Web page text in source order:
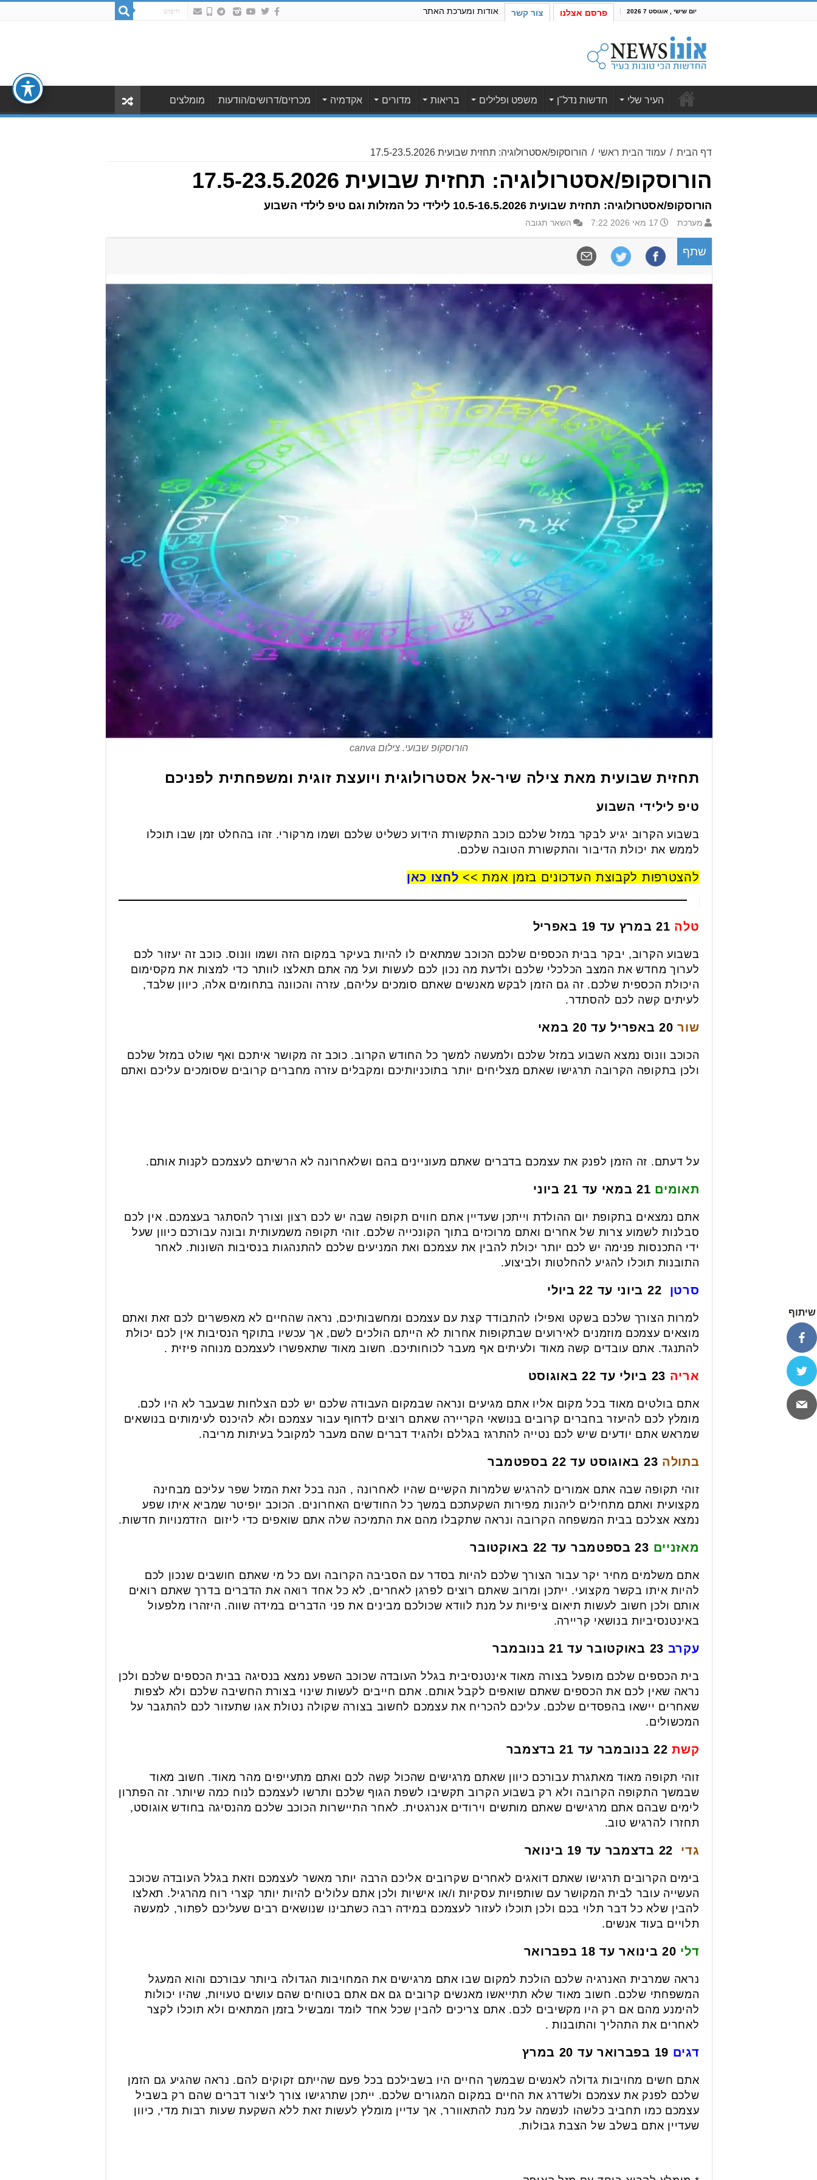
יום שישי , אוגוסט 7 2026 פרסם אצלנו צור קשר אודות ומערכת האתר
העיר שלי חדשות נדל"ן משפט ופלילים בריאות מדורים אקדמיה מכרזים/דרושים/הודעות מומלצים
דף הבית / עמוד הבית ראשי / הורוסקופ/אסטרולוגיה: תחזית שבועית 17.5-23.5.2026
הורוסקופ/אסטרולוגיה: תחזית שבועית 17.5-23.5.2026
הורוסקופ/אסטרולוגיה: תחזית שבועית 10.5-16.5.2026 לילידי כל המזלות וגם טיפ לילדי השבוע
מערכת 17 מאי 2026 7:22 השאר תגובה
שתף
הורוסקופ שבועי. צילום canva
תחזית שבועית מאת צילה שיר-אל אסטרולוגית ויועצת זוגית ומשפחתית לפניכם
טיפ לילידי השבוע
בשבוע הקרוב יגיע לבקר במזל שלכם כוכב התקשורת הידוע כשליט שלכם ושמו מרקורי. זהו בהחלט זמן שבו תוכלו
לממש את יכולת הדיבור והתקשורת הטובה שלכם.
להצטרפות לקבוצת העדכונים בזמן אמת >> לחצו כאן
טלה
בשבוע הקרוב, יבקר בבית הכספים שלכם הכוכב שמתאים לו להיות בעיקר במקום הזה ושמו וונוס. כוכב זה יעזור לכם
לערוך מחדש את המצב הכלכלי שלכם ולדעת מה נכון לכם לעשות ועל מה אתם תאלצו לוותר כדי למצות את מקסימום
היכולת הכספית שלכם. זה גם הזמן לבקש מאנשים שאתם סומכים עליהם, עזרה והכוונה בתחומים אלה, כיוון שלבד,
לעיתים קשה לכם להסתדר.
שור 20 באפריל עד 20 במאי
הכוכב וונוס נמצא השבוע במזל שלכם ולמעשה למשך כל החודש הקרוב. כוכב זה מקושר איתכם ואף שולט במזל שלכם
ולכן בתקופה הקרובה תרגישו שאתם מצליחים יותר בתוכניותיכם ומקבלים עזרה מחברים קרובים שסומכים עליכם ואתם
על דעתם. זה הזמן לפנק את עצמכם בדברים שאתם מעוניינים בהם ושלאחרונה לא הרשיתם לעצמכם לקנות אותם.
תאומים 21 במאי עד 21 ביוני
אתם נמצאים בתקופת יום ההולדת וייתכן שעדיין אתם חווים תקופה שבה יש לכם רצון וצורך להסתגר בעצמכם. אין לכם
סבלנות לשמוע צרות של אחרים ואתם מרוכזים בתוך הקונכייה שלכם. זוהי תקופה משמעותית ובונה עבורכם כיוון שעל
ידי התכנסות פנימה יש לכם יותר יכולת להבין את עצמכם ואת המניעים שלכם להתנהגות בנסיבות השונות. לאחר
התובנות תוכלו להגיע להחלטות ולביצוע.
סרטן
למרות הצורך שלכם בשקט ואפילו להתבודד קצת עם עצמכם ומחשבותיכם, נראה שהחיים לא מאפשרים לכם זאת ואתם
מוצאים עצמכם מוזמנים לאירועים שבתקופות אחרות לא הייתם הולכים לשם, אך עכשיו בתוקף הנסיבות אין לכם יכולת
להתנגד. אתם עובדים קשה מאוד ולעיתים אף מעבר לכוחותיכם. חשוב מאוד שתאפשרו לעצמכם מנוחה פיזית .
אריה
אתם בולטים מאוד בכל מקום אליו אתם מגיעים ונראה שבמקום העבודה שלכם יש לכם הצלחות שבעבר לא היו לכם.
מומלץ לכם להיעזר בחברים קרובים בנושאי הקריירה שאתם רוצים לדחוף עבור עצמכם ולא להיכנס לעימותים בנושאים
שמראש אתם יודעים שיש לכם נטייה להתרגז בגללם ולהגיד דברים שהם מעבר למקובל בעיתות מריבה.
בתולה
זוהי תקופה שבה אתם אמורים להרגיש שלמרות הקשיים שהיו לאחרונה , הנה בכל זאת המזל שפר עליכם מבחינה
מקצועית ואתם מתחילים ליהנות מפירות השקעתכם במשך כל החודשים האחרונים. הכוכב יופיטר שמביא איתו שפע
נמצא אצלכם בבית המשפחה הקרובה ונראה שתקבלו מהם את התמיכה שלה אתם שואפים כדי ליזום הזדמנויות חדשות.
מאזניים
אתם משלמים מחיר יקר עבור הצורך שלכם להיות בסדר עם הסביבה הקרובה ועם כל מי שאתם חושבים שנכון לכם
להיות איתו בקשר מקצועי. ייתכן ומרוב שאתם רוצים לפרגן לאחרים, לא כל אחד רואה את הדברים בדרך שאתם רואים
אותם ולכן חשוב לעשות תיאום ציפיות על מנת לוודא שכולכם מבינים את פני הדברים במידה שווה. היזהרו מלפעול
באינטנסיביות בנושאי קריירה.
עקרב
בית הכספים שלכם מופעל בצורה מאוד אינטנסיבית בגלל העובדה שכוכב השפע נמצא בנסיגה בבית הכספים שלכם ולכן
נראה שאין לכם את הכספים שאתם שואפים לקבל אותם. אתם חייבים לעשות שינוי בצורת החשיבה שלכם ולא לצפות
שאחרים יישאו בהפסדים שלכם. עליכם להכריח את עצמכם לחשוב בצורה שקולה נטולת אגו שתעזור לכם להתגבר על
המכשולים.
קשת22 בנובמבר עד 21 בדצמבר
זוהי תקופה מאוד מאתגרת עבורכם כיוון שאתם מרגישים שהכול קשה לכם ואתם מתעייפים מהר מאוד. חשוב מאוד
שבמשך התקופה הקרובה ולא רק בשבוע הקרוב תקשיבו לשפת הגוף שלכם ותרשו לעצמכם לנוח כמה שיותר. זה הפתרון
לימים שבהם אתם מרגישים שאתם מותשים וירודים אנרגטית. לאחר התיישרות הכוכב שלכם מהנסיגה בחודש אוגוסט,
תחזרו להרגיש טוב.
גדי
בימים הקרובים תרגישו שאתם דואגים לאחרים שקרובים אליכם הרבה יותר מאשר לעצמכם וזאת בגלל העובדה שכוכב
העשייה עובר לבית המקושר עם שותפויות עסקיות ו/או אישיות ולכן אתם עלולים להיות יותר קצרי רוח מהרגיל. תאלצו
להבין שלא כל דבר תלוי בכם ולכן תוכלו לעזור לעצמכם במידה רבה כשתבינו שנושאים רבים שעליכם לפתור, למעשה
תלויים בעוד אנשים.
דלי
נראה שמרבית האנרגיה שלכם הולכת למקום שבו אתם מרגישים את המחויבות הגדולה ביותר עבורכם והוא המעגל
המשפחתי שלכם. חשוב מאוד שלא תתייאשו מאנשים קרובים גם אם אתם בטוחים שהם עושים טעויות, שהיו יכולות
להימנע מהם אם רק היו מקשיבים לכם. אתם צריכים להבין שכל אחד לומד ומבשיל בזמן המתאים ולא תוכלו לקצר
לאחרים את התהליך והתובנות .
דגים
אתם חשים מחויבות גדולה לאנשים שבמשך החיים היו בשבילכם בכל פעם שהייתם זקוקים להם. נראה שהגיע גם הזמן
שלכם לפנק את עצמכם ולשדרג את החיים במקום המגורים שלכם. ייתכן שתרגישו צורך ליצור דברים שהם רק בשביל
עצמכם כמו תחביב כלשהו לנשמה על מנת להתאוורר, אך עדיין מומלץ לעשות זאת ללא השקעת שעות רבות מדי, כיוון
שעדיין אתם בשלב של הצבת גבולות.
שיתוף